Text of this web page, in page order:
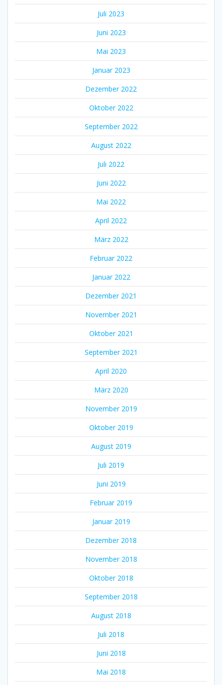
Juli 2023
Juni 2023
Mai 2023
Januar 2023
Dezember 2022
Oktober 2022
September 2022
August 2022
Juli 2022
Juni 2022
Mai 2022
April 2022
März 2022
Februar 2022
Januar 2022
Dezember 2021
November 2021
Oktober 2021
September 2021
April 2020
März 2020
November 2019
Oktober 2019
August 2019
Juli 2019
Juni 2019
Februar 2019
Januar 2019
Dezember 2018
November 2018
Oktober 2018
September 2018
August 2018
Juli 2018
Juni 2018
Mai 2018